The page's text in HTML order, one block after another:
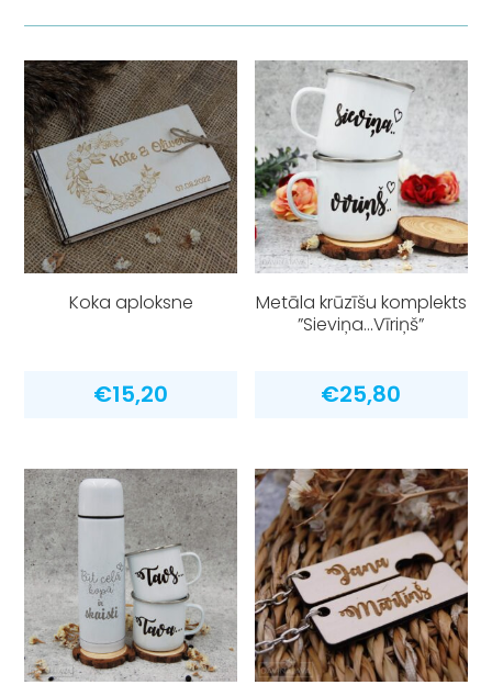
Koka aploksne
€15,20
Metāla krūzīšu komplekts
”Sieviņa…Vīriņš”
€25,80